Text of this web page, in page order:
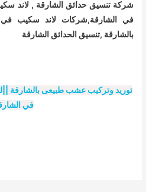
شركة تنسيق حدائق الشارقة , لاند
في الشارقة,شركات لاند سكيب في
بالشارقة ,تنسيق الحدائق الشارقة
توريد وتركيب عشب طبيعى
في